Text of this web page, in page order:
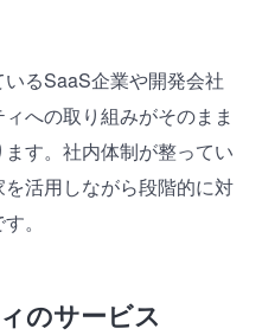
るSaaS企業や開発会社
への取り組みがそのまま
す。社内体制が整ってい
活用しながら段階的に対
。
のサービス